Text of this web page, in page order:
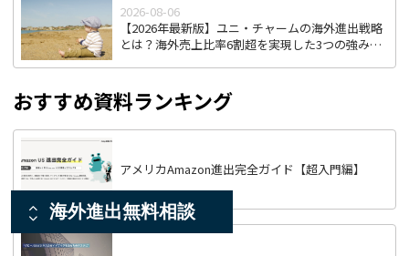
2026-08-06
【2026年最新版】ユニ・チャームの海外進出戦略
とは？海外売上比率6割超を実現した3つの強みを
おすすめ資料ランキング
アメリカAmazon進出完全ガイド【超入門編】
海外進出無料相談